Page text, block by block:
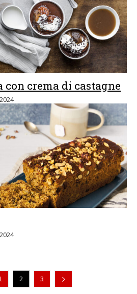
con crema di castagne
precedente
2 3